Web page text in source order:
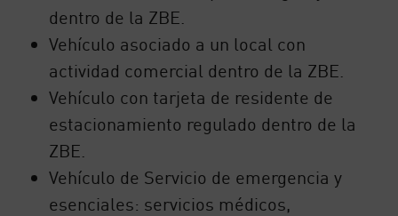
dentro de la ZBE.
Vehículo asociado a un local con
actividad comercial dentro de la ZBE.
Vehículo con tarjeta de residente de
estacionamiento regulado dentro de la
ZBE.
Vehículo de Servicio de emergencia y
esenciales: servicios médicos,